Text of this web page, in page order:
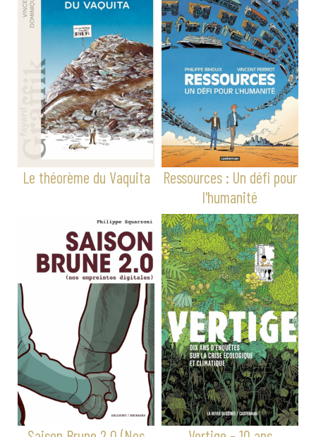
Le théorème du Vaquita
Ressources : Un défi pour
l'humanité